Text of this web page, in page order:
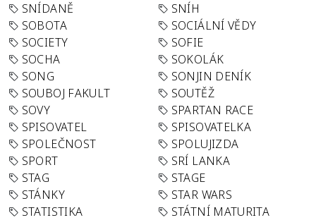
SNÍDANĚ
SNÍH
SOBOTA
SOCIÁLNÍ VĚDY
SOCIETY
SOFIE
SOCHA
SOKOLÁK
SONG
SONJIN DENÍK
SOUBOJ FAKULT
SOUTĚŽ
SOVY
SPARTAN RACE
SPISOVATEL
SPISOVATELKA
SPOLEČNOST
SPOLUJIZDA
SPORT
SRÍ LANKA
STAG
STAGE
STÁNKY
STAR WARS
STATISTIKA
STÁTNÍ MATURITA